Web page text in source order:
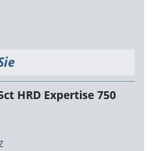
HRD Expertise 750